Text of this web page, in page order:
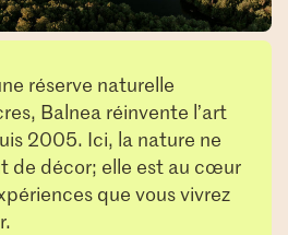
réserve naturelle
Balnea réinvente l’art
2005. Ici, la nature ne
de décor; elle est au cœur
que vous vivrez